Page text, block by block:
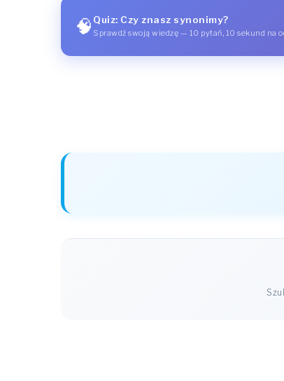
🧠 Quiz: Czy znasz synonimy?
Sprawdź swoją wiedzę — 10 pytań, 10 sekund na